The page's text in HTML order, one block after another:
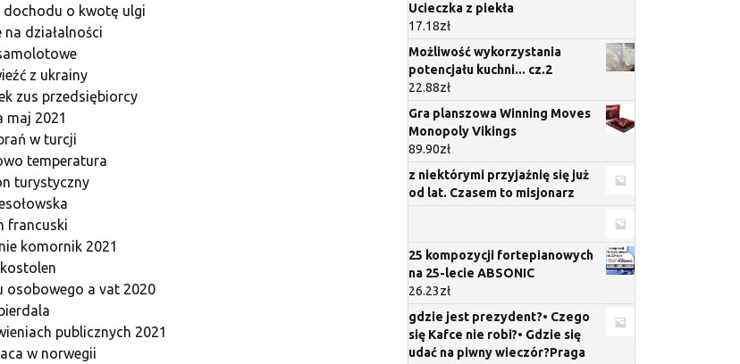
dochodu o kwotę ulgi
działalności
z ukrainy
zus przedsiębiorcy
maj 2021
w turcji
temperatura
turystyczny
francuski
komornik 2021
osobowego a vat 2020
publicznych 2021
w norwegii
Ucieczka z piekła
17.18zł
Możliwość wykorzystania
potencjału kuchni... cz.2
22.88zł
Gra planszowa Winning Moves
Monopoly Vikings
89.90zł
z niektórymi przyjaźnię się już
od lat. Czasem to misjonarz
25 kompozycji fortepianowych
na 25-lecie ABSONIC
26.23zł
gdzie jest prezydent?• Czego
się Kafce nie robi?• Gdzie się
udać na piwny wieczór?Praga